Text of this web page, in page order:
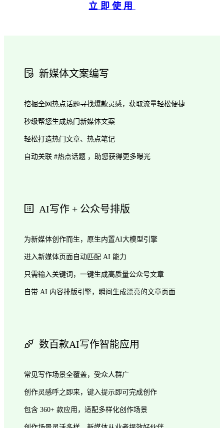
立即使用
新媒体文案编写
挖掘全网热点话题寻找爆款灵感，获取流量轻松便捷
秒级帮您生成热门新媒体文案
轻松打造热门文章、热点笔记
自动关联 #热点话题 ，助您获得更多曝光
AI写作 + 公众号排版
为新媒体创作而生，原生内置AI大模型引擎
进入新媒体页面自动匹配 AI 能力
只需输入关键词，一键生成高质量公众号文章
自带 AI 内容排版引擎，瞬间生成漂亮的文章页面
数百款AI写作智能应用
常见写作场景全覆盖，受众人群广
创作灵感呼之即来，键入提示即可完成创作
包含 360+ 款应用，适配多样化创作场景